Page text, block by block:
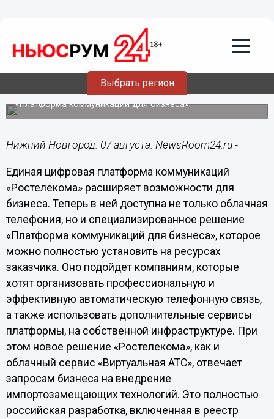
Выбрать регион
Без иностранного акцента:
«Ростелеком» расширяет возможности
цифровой платформы коммуникаций
Теперь в ней доступно специализированное решение
«Платформа коммуникаций для бизнеса».
Нижний Новгород. 07 августа. NewsRoom24.ru -
Единая цифровая платформа коммуникаций
«Ростелекома» расширяет возможности для
бизнеса. Теперь в ней доступна не только облачная
телефония, но и специализированное решение
«Платформа коммуникаций для бизнеса», которое
можно полностью установить на ресурсах
заказчика. Оно подойдет компаниям, которые
хотят организовать профессиональную и
эффективную автоматическую телефонную связь,
а также использовать дополнительные сервисы
платформы, на собственной инфраструктуре. При
этом новое решение «Ростелекома», как и
облачный сервис «Виртуальная АТС», отвечает
запросам бизнеса на внедрение
импортозамещающих технологий. Это полностью
российская разработка, включенная в реестр